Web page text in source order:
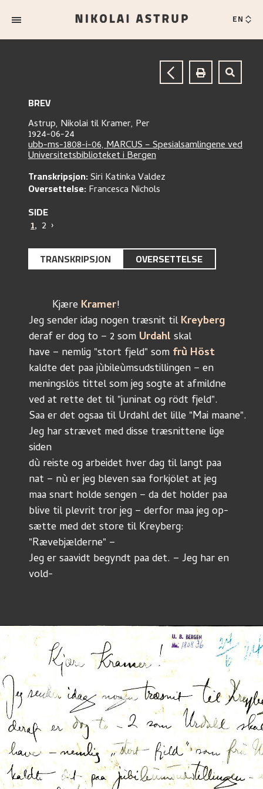
EN
BREV
Astrup, Nikolai tilKramer, Per
1924-06-24
ubb-ms-1808-i-06, MARCUS – Spesialsamlingene ved
Universitetsbiblioteket i Bergen
Transkripsjon:Siri Katinka Valdez
Oversettelse:Francesca Nichols
SIDE
1, 2 ›
TRANSKRIPSJON OVERSETTELSE
	Kjære
Kramer!
Jeg sender idag nogen træsnit til Kreyberg
deraf er dog to – 2 som Urdahl skal
have – nemlig "stort fjeld" som frù Höst
kaldte det paa jùbileùmsudstillingen – en
meningslös tittel som jeg sogte at afmildne
ved at rette det til "juninat og rödt fjeld".
Jeg har strævet med disse træsnittene lige
siden
dù reiste og arbeidet hver dag til langt paa
nat – nù er jeg bleven saa forkjölet at jeg
maa snart holde sengen – da det holder paa
blive til plevrit tror jeg – derfor maa jeg op-
sætte med det store til Kreyberg:
"Rævebjælderne" –
Jeg er saavidt begyndt paa det. – Jeg har en
vold-